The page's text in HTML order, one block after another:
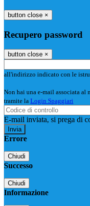
button close ×
Recupero password
button close ×
all'indirizzo indicato con le
Non hai una e-mail associata al
tramite la Login Spaggiari
E-mail inviata, si prega di
Errore
Chiudi
Successo
Chiudi
Informazione